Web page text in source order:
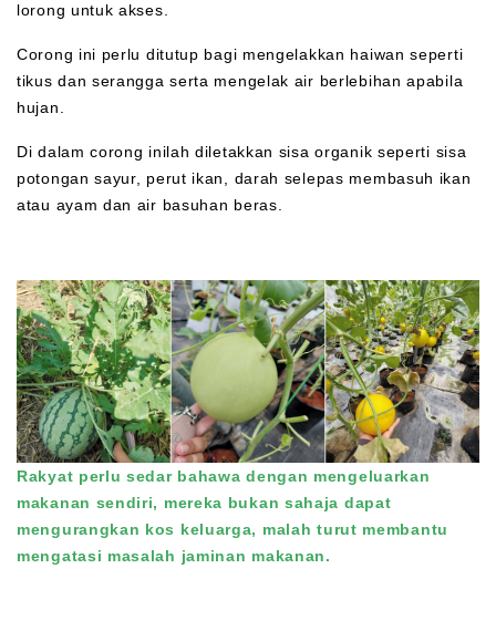
lorong untuk akses.
Corong ini perlu ditutup bagi mengelakkan haiwan seperti
tikus dan serangga serta mengelak air berlebihan apabila
hujan.
Di dalam corong inilah diletakkan sisa organik seperti sisa
potongan sayur, perut ikan, darah selepas membasuh ikan
atau ayam dan air basuhan beras.
Rakyat perlu sedar bahawa dengan mengeluarkan
makanan sendiri, mereka bukan sahaja dapat
mengurangkan kos keluarga, malah turut membantu
mengatasi masalah jaminan makanan.